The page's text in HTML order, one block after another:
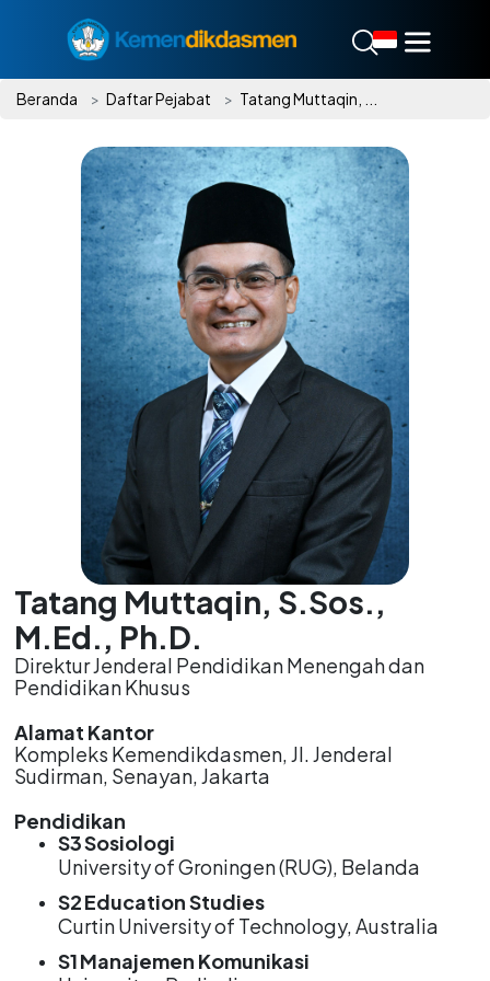
Beranda Daftar Pejabat Tatang Muttaqin, ...
Tatang Muttaqin, S.Sos.,
M.Ed., Ph.D.
Direktur Jenderal Pendidikan Menengah dan
Pendidikan Khusus
Alamat Kantor
Kompleks Kemendikdasmen, Jl. Jenderal
Sudirman, Senayan, Jakarta
Pendidikan
S3Sosiologi
University of Groningen (RUG), Belanda
S2Education Studies
Curtin University of Technology, Australia
S1Manajemen Komunikasi